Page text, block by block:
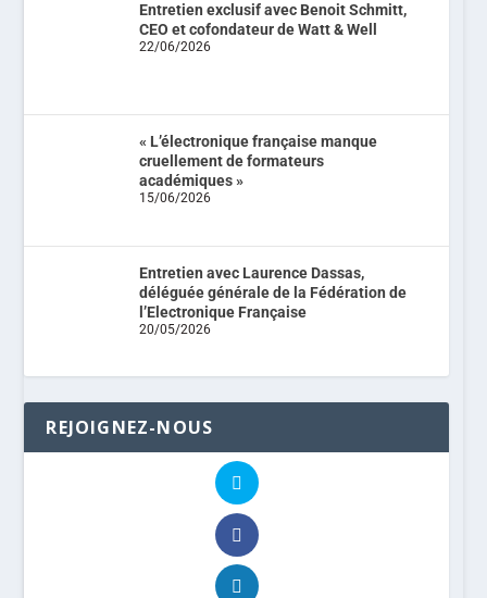
Entretien exclusif avec Benoit Schmitt,
CEO et cofondateur de Watt & Well
22/06/2026
« L’électronique française manque
cruellement de formateurs
académiques »
15/06/2026
Entretien avec Laurence Dassas,
déléguée générale de la Fédération de
l’Electronique Française
20/05/2026
REJOIGNEZ-NOUS